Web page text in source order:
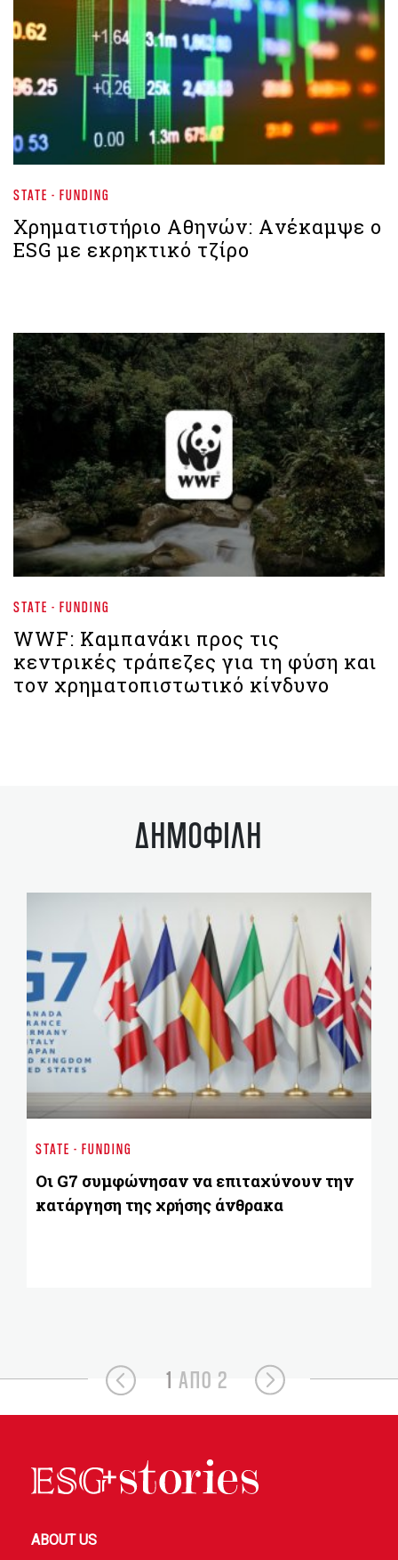
STATE - FUNDING
Χρηματιστήριο Αθηνών: Aνέκαμψε ο
ESG με εκρηκτικό τζίρο
STATE - FUNDING
WWF: Καμπανάκι προς τις
κεντρικές τράπεζες για τη φύση και
τον χρηματοπιστωτικό κίνδυνο
ΔΗΜΟΦΙΛΗ
STATE - FUNDING
Οι G7 συμφώνησαν να επιταχύνουν την
κατάργηση της χρήσης άνθρακα
1 ΑΠΟ 2
ABOUT US